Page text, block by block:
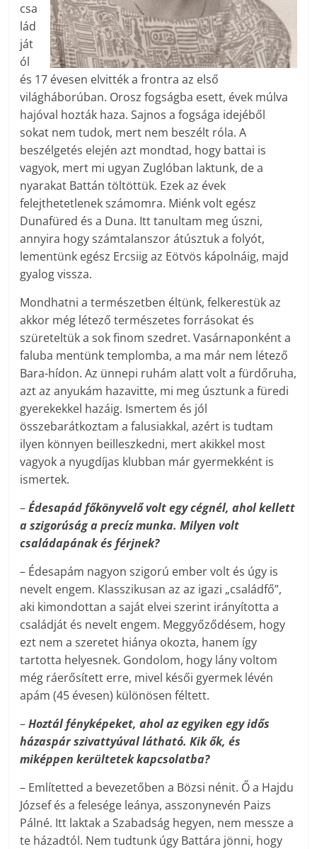
csa
lád
ját
ól
és 17 évesen elvitték a frontra az első
világháborúban. Orosz fogságba esett, évek múlva
hajóval hozták haza. Sajnos a fogsága idejéből
sokat nem tudok, mert nem beszélt róla. A
beszélgetés elején azt mondtad, hogy battai is
vagyok, mert mi ugyan Zuglóban laktunk, de a
nyarakat Battán töltöttük. Ezek az évek
felejthetetlenek számomra. Miénk volt egész
Dunafüred és a Duna. Itt tanultam meg úszni,
annyira hogy számtalanszor átúsztuk a folyót,
lementünk egész Ercsiig az Eötvös kápolnáig, majd
gyalog vissza.
Mondhatni a természetben éltünk, felkerestük az
akkor még létező természetes forrásokat és
szüreteltük a sok finom szedret. Vasárnaponként a
faluba mentünk templomba, a ma már nem létező
Bara-hídon. Az ünnepi ruhám alatt volt a fürdőruha,
azt az anyukám hazavitte, mi meg úsztunk a füredi
gyerekekkel hazáig. Ismertem és jól
összebarátkoztam a falusiakkal, azért is tudtam
ilyen könnyen beilleszkedni, mert akikkel most
vagyok a nyugdíjas klubban már gyermekként is
ismertek.
–Édesapád főkönyvelő volt egy cégnél, ahol kellett
a szigorúság a precíz munka. Milyen volt
családapának és férjnek?
– Édesapám nagyon szigorú ember volt és úgy is
nevelt engem. Klasszikusan az az igazi „családfő”,
aki kimondottan a saját elvei szerint irányította a
családját és nevelt engem. Meggyőződésem, hogy
ezt nem a szeretet hiánya okozta, hanem így
tartotta helyesnek. Gondolom, hogy lány voltom
még ráerősített erre, mivel késői gyermek lévén
apám (45 évesen) különösen féltett.
–Hoztál fényképeket, ahol az egyiken egy idős
házaspár szivattyúval látható. Kik ők, és
miképpen kerültetek kapcsolatba?
– Említetted a bevezetőben a Bözsi nénit. Ő a Hajdu
József és a felesége leánya, asszonynevén Paizs
Pálné. Itt laktak a Szabadság hegyen, nem messze a
te házadtól. Nem tudtunk úgy Battára jönni, hogy